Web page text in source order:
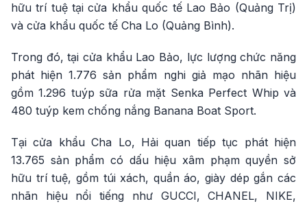
hữu trí tuệ tại cửa khẩu quốc tế Lao Bảo (Quảng Trị)
và cửa khẩu quốc tế Cha Lo (Quảng Bình).
Trong đó, tại cửa khẩu Lao Bảo, lực lượng chức năng
phát hiện 1.776 sản phẩm nghi giả mạo nhãn hiệu
gồm 1.296 tuýp sữa rửa mặt Senka Perfect Whip và
480 tuýp kem chống nắng Banana Boat Sport.
Tại cửa khẩu Cha Lo, Hải quan tiếp tục phát hiện
13.765 sản phẩm có dấu hiệu xâm phạm quyền sở
hữu trí tuệ, gồm túi xách, quần áo, giày dép gắn các
nhãn hiệu nổi tiếng như GUCCI, CHANEL, NIKE,